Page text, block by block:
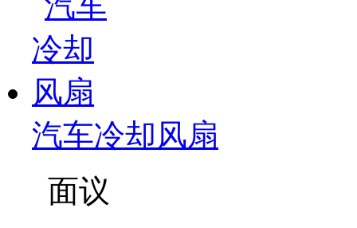
汽车冷却风扇
面议